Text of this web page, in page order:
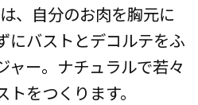
、自分のお肉を胸元に
にバストとデコルテをふ
ャー。ナチュラルで若々
をつくります。